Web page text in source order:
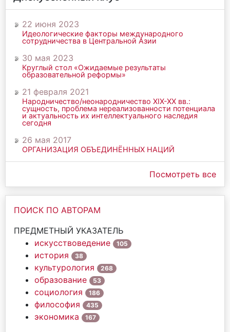
22 июня 2023
Идеологические факторы международного
сотрудничества в Центральной Азии
30 мая 2023
Круглый стол «Ожидаемые результаты
образовательной реформы»
21 февраля 2021
Народничество/неонародничество ХIХ-ХХ вв.:
сущность, проблема нереализованности потенциала
и актуальность их интеллектуального наследия
сегодня
26 мая 2017
ОРГАНИЗАЦИЯ ОБЪЕДИНЁННЫХ НАЦИЙ
Посмотреть все
ПОИСК ПО АВТОРАМ
ПРЕДМЕТНЫЙ УКАЗАТЕЛЬ
искусствоведение
105
история 38
культурология 268
образование 53
социология 186
философия 435
экономика 167